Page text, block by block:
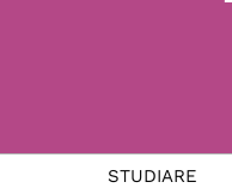
STUDIARE